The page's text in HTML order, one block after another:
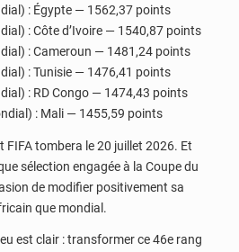
: Égypte — 1562,37 points
: Côte d’Ivoire — 1540,87 points
: Cameroun — 1481,24 points
: Tunisie — 1476,41 points
: RD Congo — 1474,43 points
: Mali — 1455,59 points
FIFA tombera le 20 juillet 2026. Et
sélection engagée à la Coupe du
de modifier positivement sa
que mondial.
est clair : transformer ce 46e rang